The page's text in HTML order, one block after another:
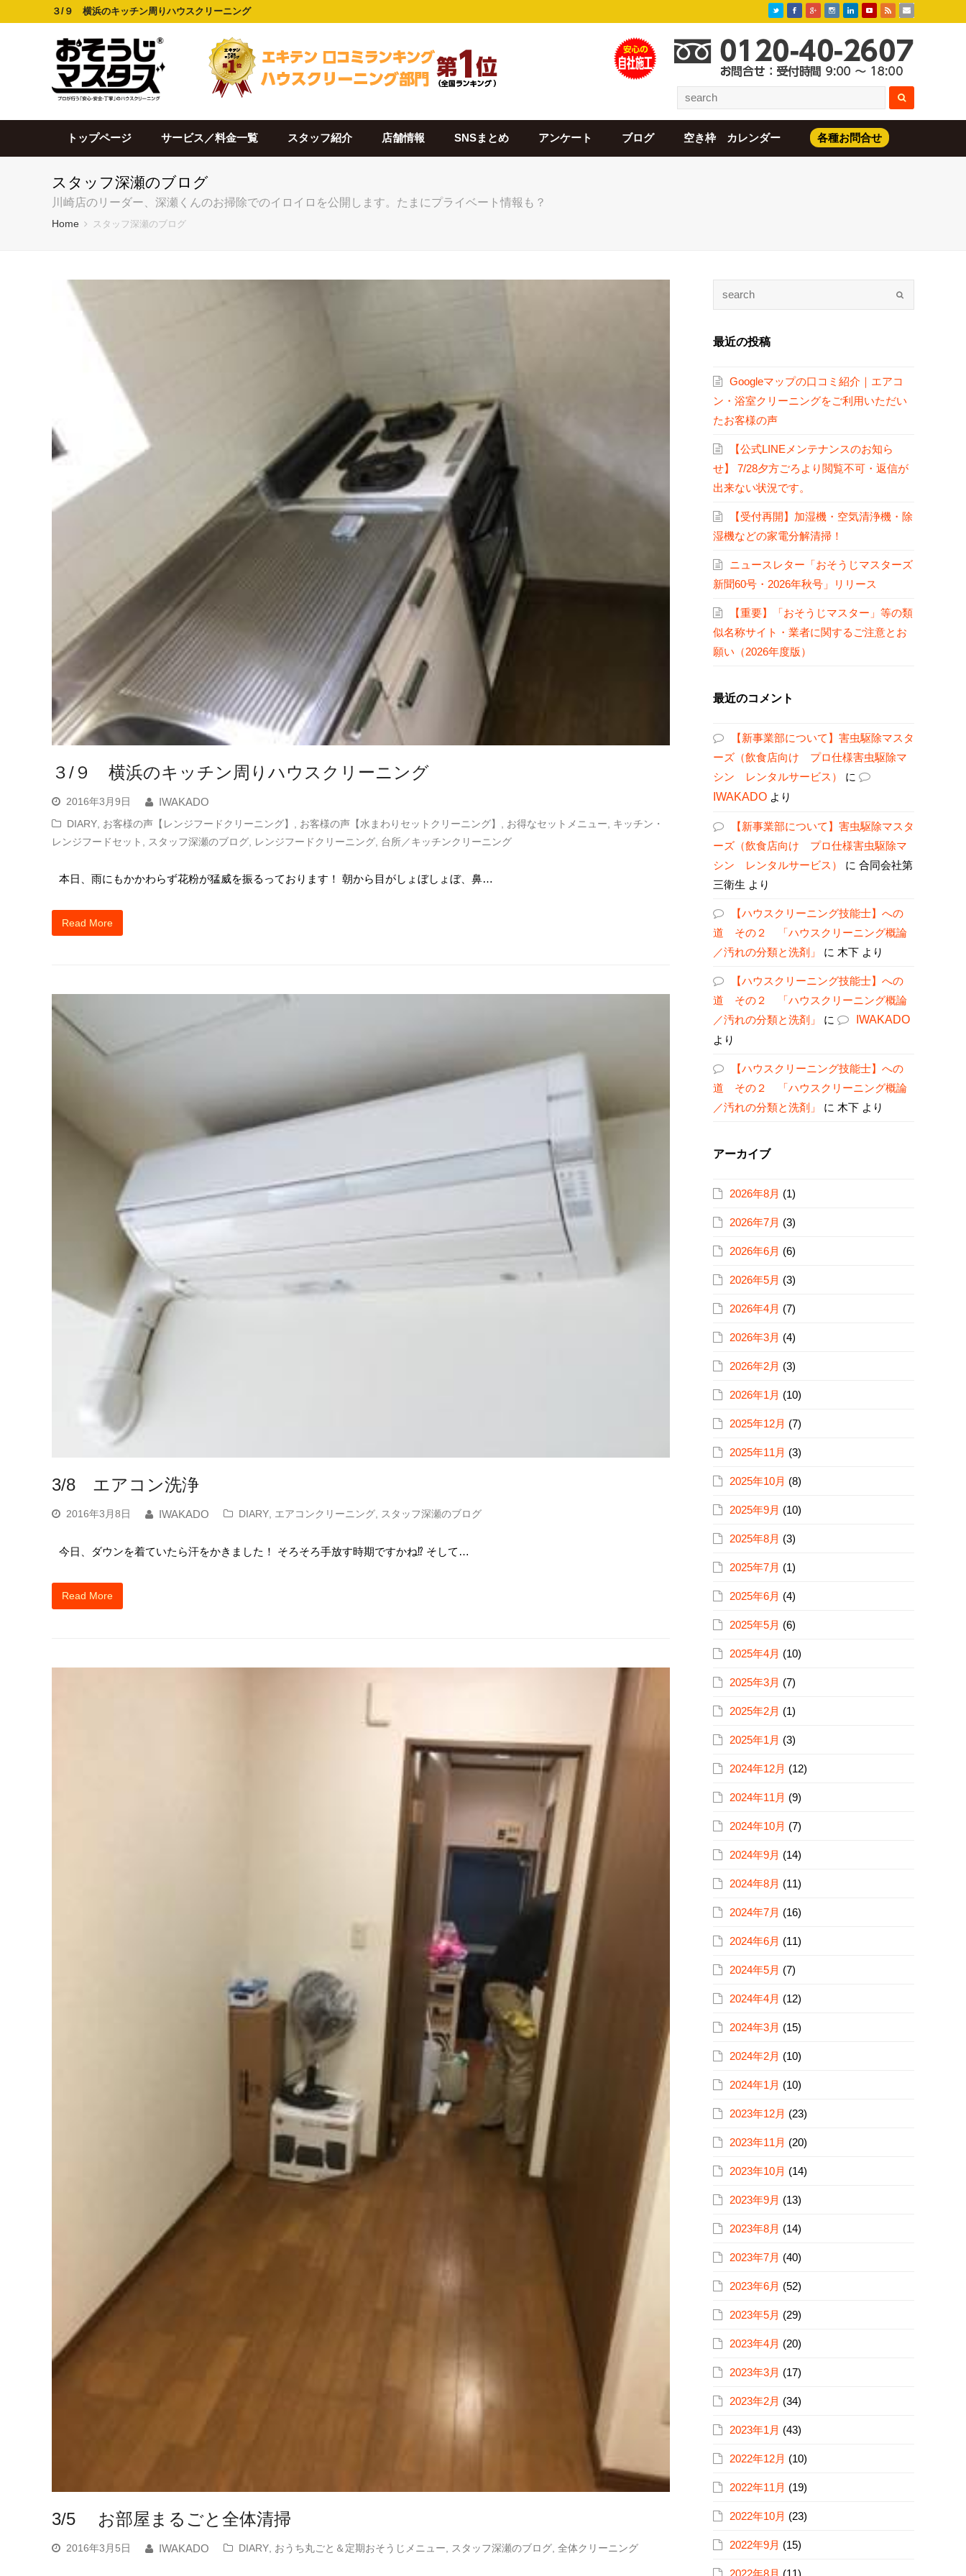
３/９ 横浜のキッチン周りハウスクリーニング
トップページ サービス／料金一覧 スタッフ紹介 店舗情報 SNSまとめ アンケート ブログ 空き枠 カレンダー 各種お問合せ
スタッフ深瀬のブログ
川崎店のリーダー、深瀬くんのお掃除でのイロイロを公開します。たまにプライベート情報も？
Home スタッフ深瀬のブログ
３/９ 横浜のキッチン周りハウスクリーニング
2016年3月9日
IWAKADO
DIARY お客様の声【レンジフードクリーニング】 お客様の声【水まわりセットクリーニング】 お得なセットメニュー
キッチン・
レンジフードセット
スタッフ深瀬のブログ レンジフードクリーニング 台所／キッチンクリーニング
本日、雨にもかかわらず花粉が猛威を振るっております！ 朝から目がしょぼしょぼ、鼻…
Read More
3/8 エアコン洗浄
2016年3月8日 IWAKADO DIARY エアコンクリーニング スタッフ深瀬のブログ
今日、ダウンを着ていたら汗をかきました！ そろそろ手放す時期ですかね⁉︎ そして…
Read More
3/5 お部屋まるごと全体清掃
2016年3月5日 IWAKADO DIARY, おうち丸ごと＆定期おそうじメニュー, スタッフ深瀬のブログ, 全体クリーニング
最近の投稿
Googleマップの口コミ紹介｜エアコ
ン・浴室クリーニングをご利用いただい
たお客様の声
【公式LINEメンテナンスのお知ら
せ】 7/28夕方ごろより閲覧不可・返信が
出来ない状況です。
【受付再開】加湿機・空気清浄機・除
湿機などの家電分解清掃！
ニュースレター「おそうじマスターズ
新聞60号・2026年秋号」リリース
【重要】「おそうじマスター」等の類
似名称サイト・業者に関するご注意とお
願い（2026年度版）
最近のコメント
【新事業部について】害虫駆除マスタ
ーズ（飲食店向け プロ仕様害虫駆除マ
シン レンタルサービス）
に
IWAKADO より
【新事業部について】害虫駆除マスタ
ーズ（飲食店向け プロ仕様害虫駆除マ
シン レンタルサービス）
に 合同会社第
三衛生 より
【ハウスクリーニング技能士】への
道 その２ 「ハウスクリーニング概論
／汚れの分類と洗剤」
に 木下 より
【ハウスクリーニング技能士】への
道 その２ 「ハウスクリーニング概論
／汚れの分類と洗剤」
に
IWAKADO
より
【ハウスクリーニング技能士】への
道 その２ 「ハウスクリーニング概論
／汚れの分類と洗剤」
に 木下 より
アーカイブ
2026年8月 (1)
2026年7月 (3)
2026年6月 (6)
2026年5月 (3)
2026年4月 (7)
2026年3月 (4)
2026年2月 (3)
2026年1月 (10)
2025年12月 (7)
2025年11月 (3)
2025年10月 (8)
2025年9月 (10)
2025年8月 (3)
2025年7月 (1)
2025年6月 (4)
2025年5月 (6)
2025年4月 (10)
2025年3月 (7)
2025年2月 (1)
2025年1月 (3)
2024年12月 (12)
2024年11月 (9)
2024年10月 (7)
2024年9月 (14)
2024年8月 (11)
2024年7月 (16)
2024年6月 (11)
2024年5月 (7)
2024年4月 (12)
2024年3月 (15)
2024年2月 (10)
2024年1月 (10)
2023年12月 (23)
2023年11月 (20)
2023年10月 (14)
2023年9月 (13)
2023年8月 (14)
2023年7月 (40)
2023年6月 (52)
2023年5月 (29)
2023年4月 (20)
2023年3月 (17)
2023年2月 (34)
2023年1月 (43)
2022年12月 (10)
2022年11月 (19)
2022年10月 (23)
2022年9月 (15)
2022年8月 (11)